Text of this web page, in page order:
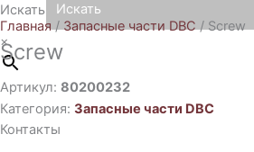
Искать
×
Главная / Запасные части DBC / Screw
Screw
Артикул: 80200232
Категория: Запасные части DBC
Контакты